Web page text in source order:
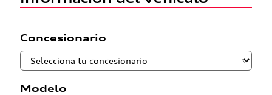
Concesionario
Modelo